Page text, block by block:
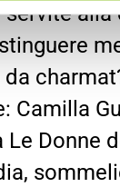
alla
Camilla
Le Donne